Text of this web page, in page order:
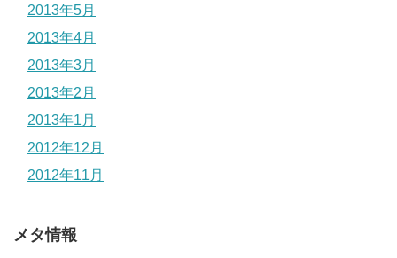
2013年5月
2013年4月
2013年3月
2013年2月
2013年1月
2012年12月
2012年11月
メタ情報